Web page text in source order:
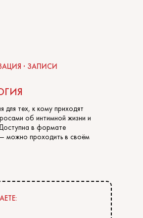
для тех, к кому приходят
об интимной жизни и
в формате
можно проходить в своём
· ЗАПИСИ